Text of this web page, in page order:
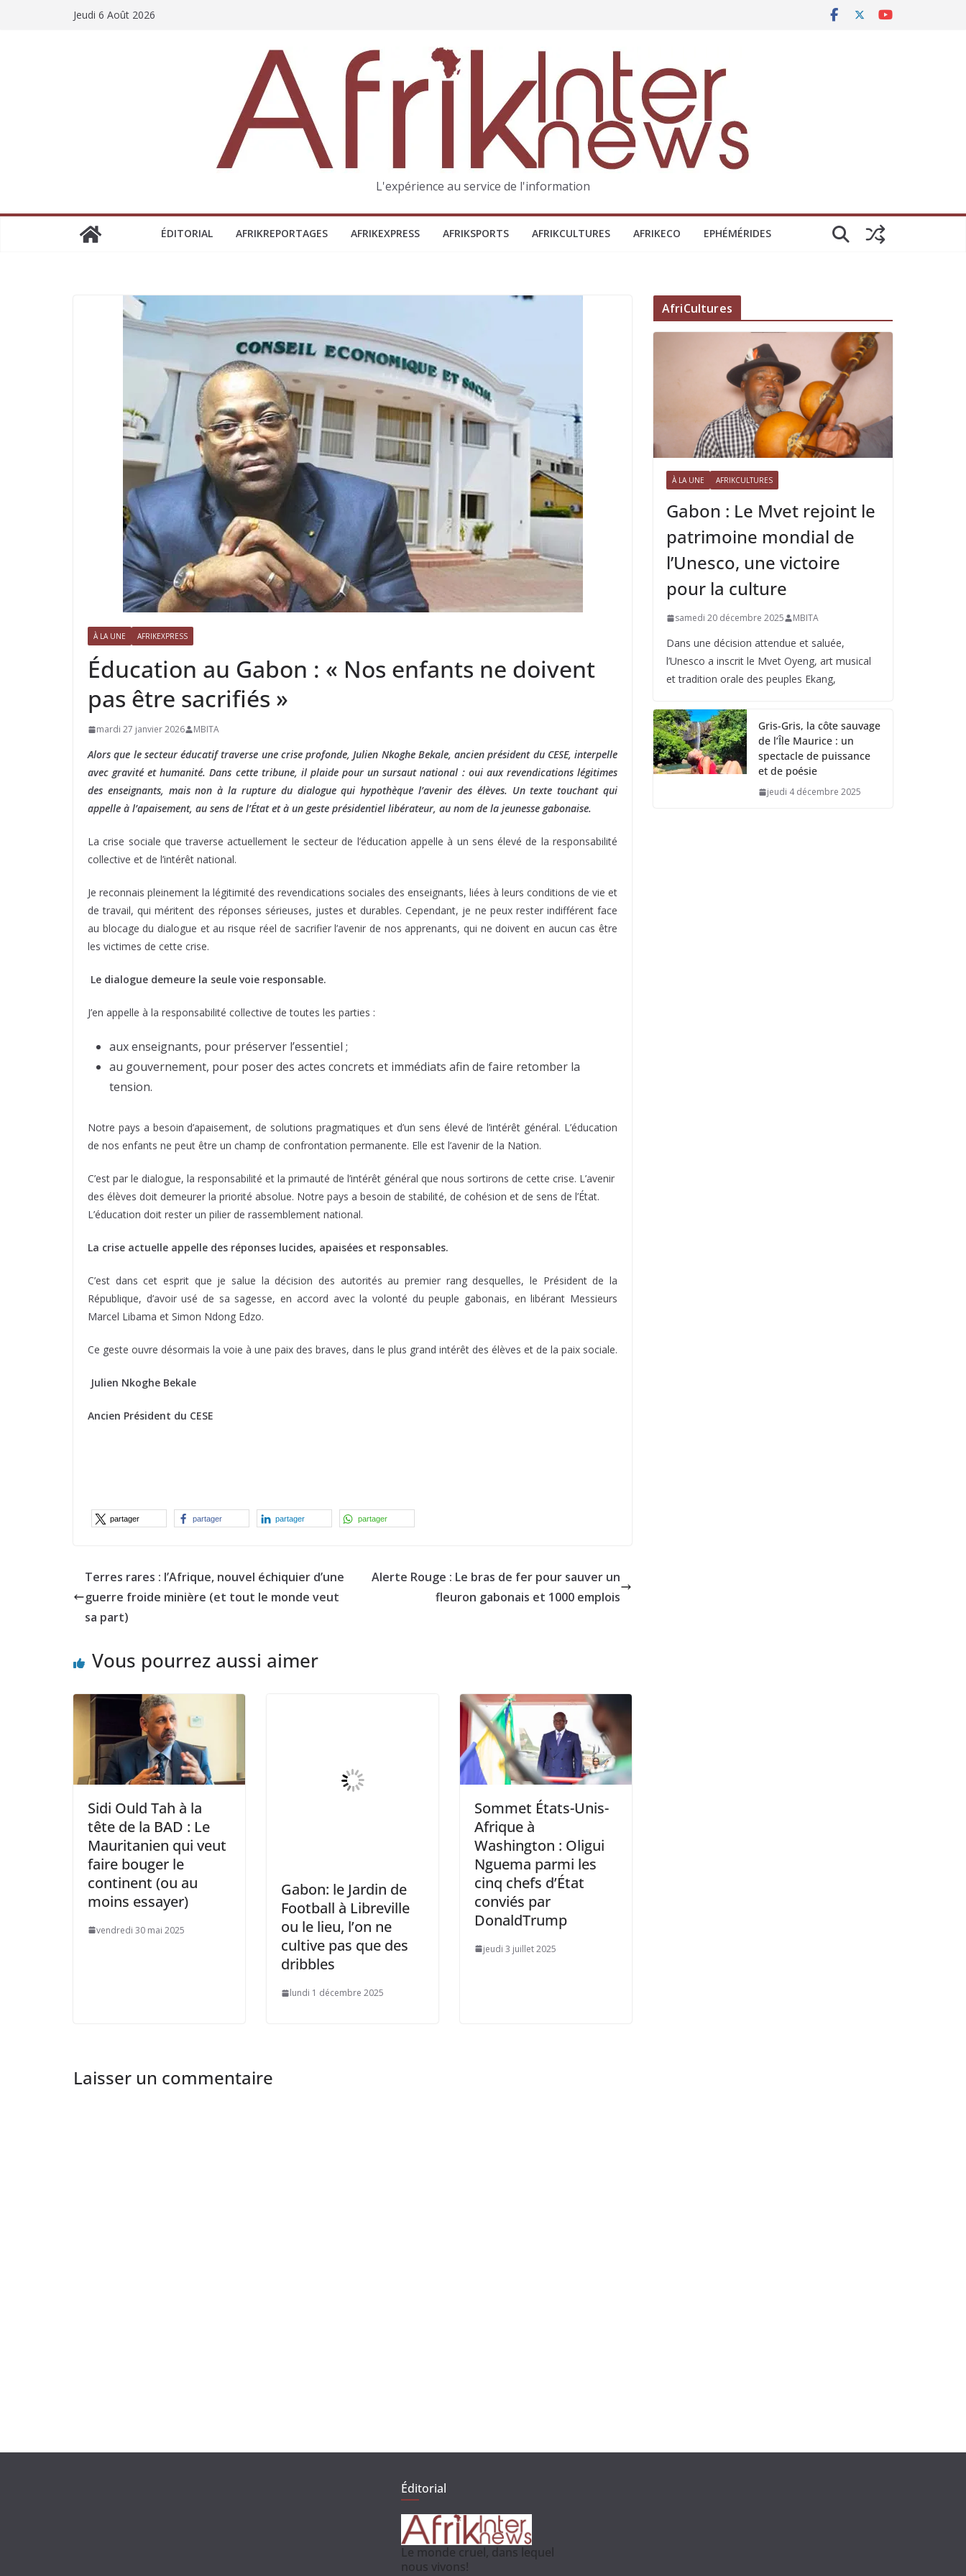
Jeudi 6 Août 2026
L'expérience au service de l'information
ÉDITORIAL AFRIKREPORTAGES AFRIKEXPRESS AFRIKSPORTS AFRIKCULTURES AFRIKECO EPHÉMÉRIDES
À LA UNE AFRIKEXPRESS
Éducation au Gabon : « Nos enfants ne doivent
pas être sacrifiés »
mardi 27 janvier 2026 MBITA
Alors que le secteur éducatif traverse une crise profonde, Julien Nkoghe Bekale, ancien président du CESE, interpelle
avec gravité et humanité. Dans cette tribune, il plaide pour un sursaut national : oui aux revendications légitimes
des enseignants, mais non à la rupture du dialogue qui hypothèque l’avenir des élèves. Un texte touchant qui
appelle à l’apaisement, au sens de l’État et à un geste présidentiel libérateur, au nom de la jeunesse gabonaise.
La crise sociale que traverse actuellement le secteur de l’éducation appelle à un sens élevé de la responsabilité
collective et de l’intérêt national.
Je reconnais pleinement la légitimité des revendications sociales des enseignants, liées à leurs conditions de vie et
de travail, qui méritent des réponses sérieuses, justes et durables. Cependant, je ne peux rester indifférent face
au blocage du dialogue et au risque réel de sacrifier l’avenir de nos apprenants, qui ne doivent en aucun cas être
les victimes de cette crise.
Le dialogue demeure la seule voie responsable.
J’en appelle à la responsabilité collective de toutes les parties :
aux enseignants, pour préserver l’essentiel ;
au gouvernement, pour poser des actes concrets et immédiats afin de faire retomber la
tension.
Notre pays a besoin d’apaisement, de solutions pragmatiques et d’un sens élevé de l’intérêt général. L’éducation
de nos enfants ne peut être un champ de confrontation permanente. Elle est l’avenir de la Nation.
C’est par le dialogue, la responsabilité et la primauté de l’intérêt général que nous sortirons de cette crise. L’avenir
des élèves doit demeurer la priorité absolue. Notre pays a besoin de stabilité, de cohésion et de sens de l’État.
L’éducation doit rester un pilier de rassemblement national.
La crise actuelle appelle des réponses lucides, apaisées et responsables.
C’est dans cet esprit que je salue la décision des autorités au premier rang desquelles, le Président de la
République, d’avoir usé de sa sagesse, en accord avec la volonté du peuple gabonais, en libérant Messieurs
Marcel Libama et Simon Ndong Edzo.
Ce geste ouvre désormais la voie à une paix des braves, dans le plus grand intérêt des élèves et de la paix sociale.
Julien Nkoghe Bekale
Ancien Président du CESE
partager partager partager partager
Terres rares : l’Afrique, nouvel échiquier d’une
guerre froide minière (et tout le monde veut
sa part)
Alerte Rouge : Le bras de fer pour sauver un
fleuron gabonais et 1000 emplois
Vous pourrez aussi aimer
Sidi Ould Tah à la
tête de la BAD : Le
Mauritanien qui veut
faire bouger le
continent (ou au
moins essayer)
vendredi 30 mai 2025
Gabon: le Jardin de
Football à Libreville
ou le lieu, l’on ne
cultive pas que des
dribbles
lundi 1 décembre 2025
Sommet États-Unis-
Afrique à
Washington : Oligui
Nguema parmi les
cinq chefs d’État
conviés par
DonaldTrump
jeudi 3 juillet 2025
Laisser un commentaire
AfriCultures
À LA UNE AFRIKCULTURES
Gabon : Le Mvet rejoint le
patrimoine mondial de
l’Unesco, une victoire
pour la culture
samedi 20 décembre 2025 MBITA
Dans une décision attendue et saluée,
l’Unesco a inscrit le Mvet Oyeng, art musical
et tradition orale des peuples Ekang,
Gris-Gris, la côte sauvage
de l’Île Maurice : un
spectacle de puissance
et de poésie
jeudi 4 décembre 2025
Éditorial
Le monde cruel, dans lequel
nous vivons!